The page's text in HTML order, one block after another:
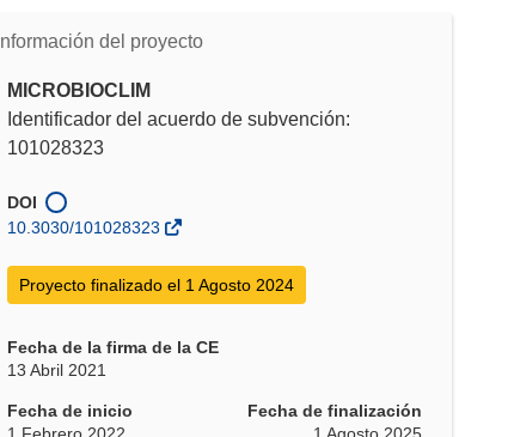
Información del proyecto
MICROBIOCLIM
Identificador del acuerdo de subvención:
101028323
DOI
10.3030/101028323
Proyecto finalizado el 1 Agosto 2024
Fecha de la firma de la CE
13 Abril 2021
Fecha de inicio
1 Febrero 2022
Fecha de finalización
1 Agosto 2025